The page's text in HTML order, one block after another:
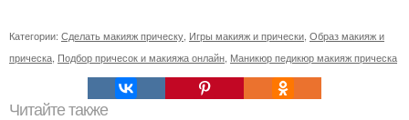
Категории: Сделать макияж прическу Игры макияж и прически Образ макияж и
прическа Подбор причесок и макияжа онлайн Маникюр педикюр макияж прическа
Читайте также